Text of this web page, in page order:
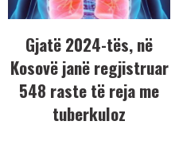
Gjatë 2024-tës, në
Kosovë janë regjistruar
548 raste të reja me
tuberkuloz